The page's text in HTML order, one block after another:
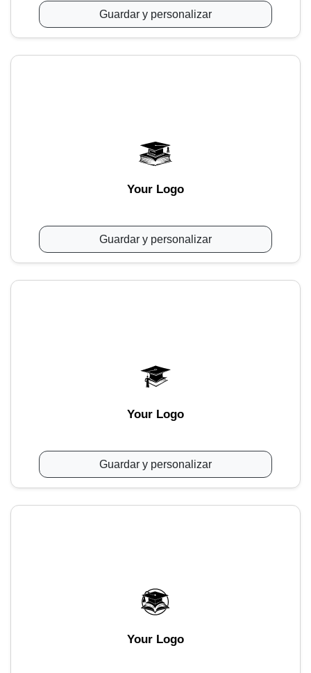
Guardar y personalizar
Your Logo
Guardar y personalizar
Your Logo
Guardar y personalizar
Your Logo